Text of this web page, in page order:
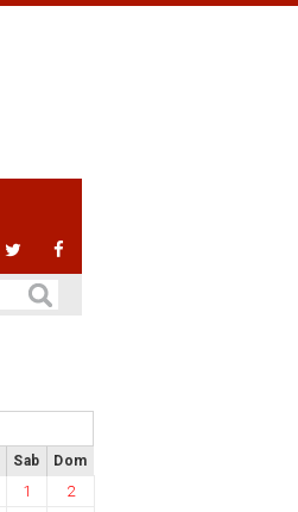
Sab Dom
1
2